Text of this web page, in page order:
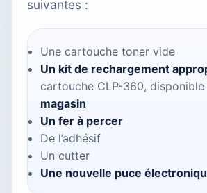
suivantes :
Une cartouche toner vide
Un kit de rechargement
cartouche CLP-360, disponible
magasin
Un fer à percer
De l’adhésif
Un cutter
Une nouvelle puce